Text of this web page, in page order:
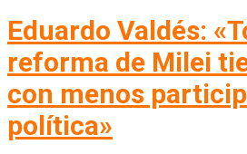
Eduardo Valdés:
reforma de Milei
con menos
política»